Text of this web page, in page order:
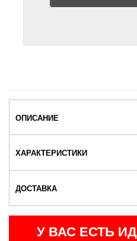
ОПИСАНИЕ
ХАРАКТЕРИСТИКИ
ДОСТАВКА
У ВАС ЕСТЬ